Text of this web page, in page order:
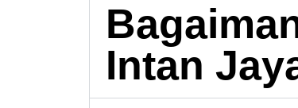
Intan